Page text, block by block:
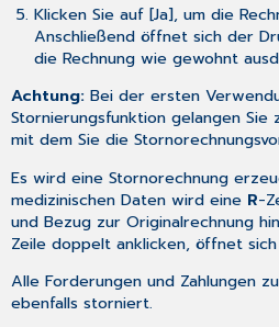
Klicken Sie auf [Ja], um die
Anschließend öffnet sich der
die Rechnung wie gewohnt
Achtung:Bei der ersten
Stornierungsfunktion gelangen Sie
mit dem Sie die
Es wird eine Stornorechnung
medizinischen Daten wird eine R-
und Bezug zur Originalrechnung
Zeile doppelt anklicken, öffnet
Alle Forderungen und Zahlungen
ebenfalls storniert.